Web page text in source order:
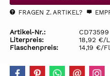
FRAGEN Z. ARTIKEL?
Artikel-Nr.:
CD73599
Literpreis:
18,92 €/
Flaschenpreis:
14,19 €/